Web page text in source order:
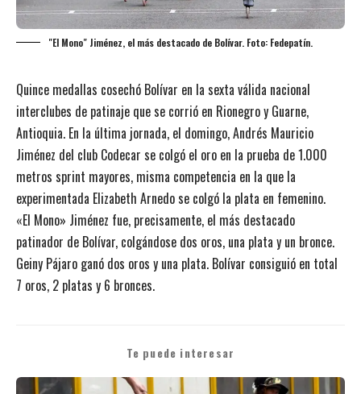
"El Mono" Jiménez, el más destacado de Bolívar. Foto: Fedepatín.
Quince medallas cosechó Bolívar en la sexta válida nacional
interclubes de patinaje que se corrió en Rionegro y Guarne,
Antioquia. En la última jornada, el domingo, Andrés Mauricio
Jiménez del club Codecar se colgó el oro en la prueba de 1.000
metros sprint mayores, misma competencia en la que la
experimentada Elizabeth Arnedo se colgó la plata en femenino.
«El Mono» Jiménez fue, precisamente, el más destacado
patinador de Bolívar, colgándose dos oros, una plata y un bronce.
Geiny Pájaro ganó dos oros y una plata. Bolívar consiguió en total
7 oros, 2 platas y 6 bronces.
Te puede interesar